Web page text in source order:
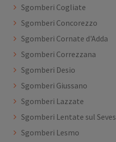
Sgomberi Cogliate
Sgomberi Concorezzo
Sgomberi Cornate d'Adda
Sgomberi Correzzana
Sgomberi Desio
Sgomberi Giussano
Sgomberi Lazzate
Sgomberi Lentate sul
Sgomberi Lesmo